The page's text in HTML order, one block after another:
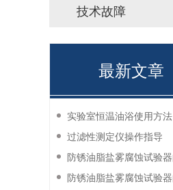
技术故障
最新文章
实验室恒温油浴使用方法
过滤性测定仪操作指导